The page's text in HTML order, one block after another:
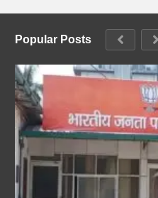
Popular Posts